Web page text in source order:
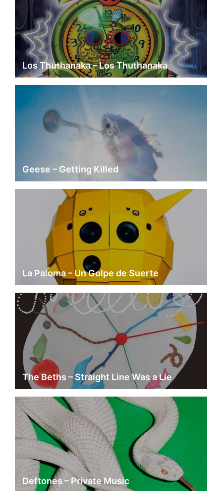
Los Thuthanaka – Los Thuthanaka
Geese – Getting Killed
La Paloma – Un Golpe de Suerte
The Beths – Straight Line Was a Lie
Deftones – Private Music